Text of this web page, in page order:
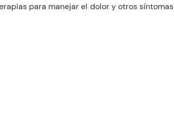
para manejar el dolor y otros síntomas